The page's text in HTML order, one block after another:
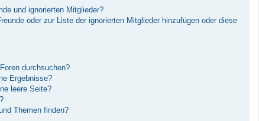
und ignorierten Mitglieder?
oder zur Liste der ignorierten Mitglieder hinzufügen oder diese
durchsuchen?
Ergebnisse?
leere Seite?
Themen finden?